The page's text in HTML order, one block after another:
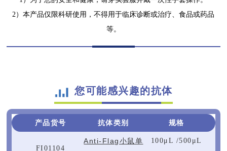
2）本产品仅限科研使用，不得用于临床诊断或治疗、食品或药品
等。
您可能感兴趣的抗体
产品货号 抗体类别 规格
FI01104
Anti-Flag小鼠单 100μL /500μL